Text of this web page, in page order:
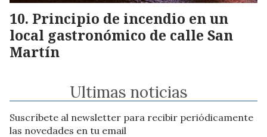
Principio de incendio en un
local gastronómico de calle San
Martín
Ultimas noticias
Suscríbete al newsletter para recibir periódicamente
las novedades en tu email